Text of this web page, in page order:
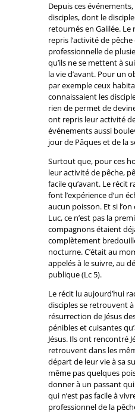
Depuis ces
disciples, dont le
retournés en Galilée. Le
repris l’activité de
professionnelle de
qu’ils ne se mettent à
la vie d’avant. Pour un
par exemple ceux
connaissaient les
rien de permet de
ont repris leur activité
événements aussi
jour de Pâques et de la
Surtout que, pour ces
leur activité de pêche,
facile qu’avant. Le récit
font l’expérience d’un
aucun poisson. Et si
Luc, ce n’est pas la
compagnons étaient
complètement
nocturne. C’était au
appelés à le suivre, au
publique (Lc 5).
Le récit lu aujourd’hui
disciples se retrouvent
résurrection de Jésus
pénibles et cuisantes
Jésus. Ils ont rencontré
retrouvent dans les
départ de leur vie à sa
même pas quelques
donner à un passant
qui n’est pas facile à
professionnel de la